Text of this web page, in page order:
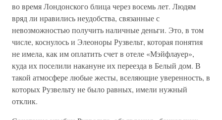
во время Лондонского блица через восемь лет. Людям
вряд ли нравились неудобства, связанные с
невозможностью получить наличные деньги. Это, в том
числе, коснулось и Элеоноры Рузвельт, которая понятия
не имела, как им оплатить счет в отеле «Мэйфлауер»,
куда их поселили накануне их переезда в Белый дом. В
такой атмосфере любые жесты, вселяющие уверенность, в
которых Рузвельту не было равных, имели нужный
отклик.